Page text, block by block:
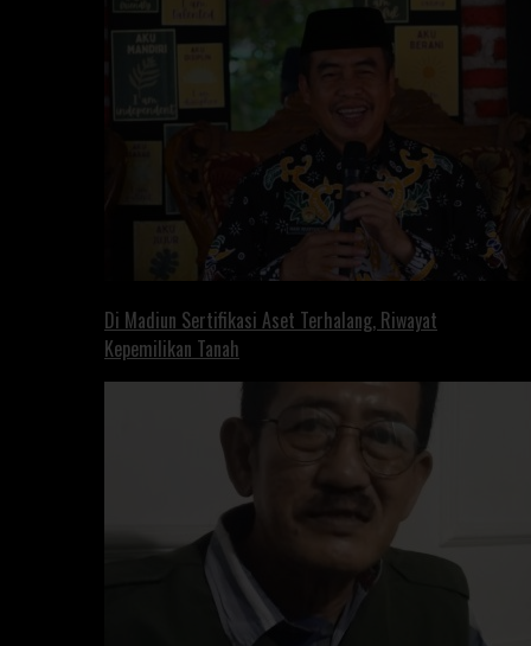
Di Madiun Sertifikasi Aset Terhalang, Riwayat
Kepemilikan Tanah